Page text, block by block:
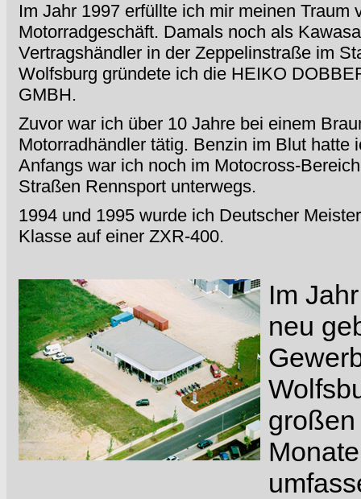
Im Jahr 1997 erfüllte ich mir meinen Traum
Motorradgeschäft. Damals noch als
Vertragshändler in der Zeppelinstraße im
Wolfsburg gründete ich die HEIKO
GMBH.
Zuvor war ich über 10 Jahre bei einem
Motorradhändler tätig. Benzin im Blut hatte
Anfangs war ich noch im Motocross-
Straßen Rennsport unterwegs.
1994 und 1995 wurde ich Deutscher
Klasse auf einer ZXR-400.
Im
neu